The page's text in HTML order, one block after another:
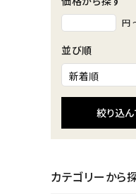
円
並び順
絞り込
カテゴリーから